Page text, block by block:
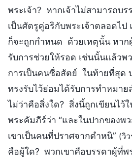
พระเจ้า? หากเจ้าไม่สามารถบร
เป็นศัตรูคู่อริกับพระเจ้าตลอดไป
ก็จะถูกกำหนด ด้วยเหตุนั้น หาก
รับการช่วยให้รอด เช่นนั้นแล้วพ
การเป็นคนซื่อสัตย์ ในท้ายที่สุด
ทรงรับไว้ย่อมได้รับการทำหมา
ไม่ว่าคือสิ่งใด? สิ่งนี้ถูกเขียนไว้
พระคัมภีร์ว่า “และในปากของพ
เขาเป็นคนที่ปราศจากตำหนิ” (วิ
คือผู้ใด? พวกเขาคือบรรดาผู้ที่พ